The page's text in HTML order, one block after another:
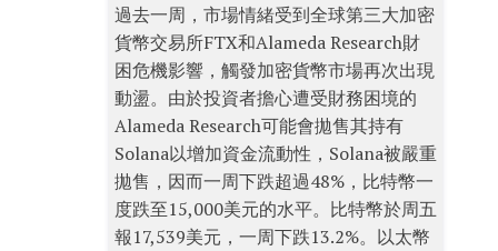
過去一周，市場情緒受到全球第三大加密
貨幣交易所FTX和Alameda Research財
困危機影響，觸發加密貨幣市場再次出現
動盪。由於投資者擔心遭受財務困境的
Alameda Research可能會拋售其持有
Solana以增加資金流動性，Solana被嚴重
拋售，因而一周下跌超過48%，比特幣一
度跌至15,000美元的水平。比特幣於周五
報17,539美元，一周下跌13.2%。以太幣